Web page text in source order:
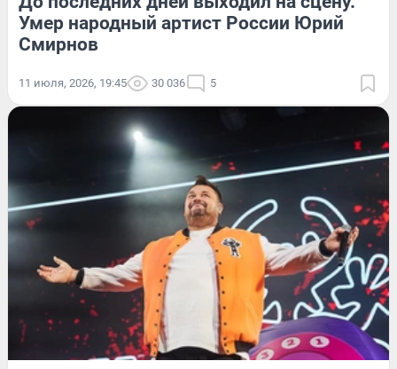
Умер народный артист России Юрий
Смирнов
11 июля, 2026, 19:45 30 036 5